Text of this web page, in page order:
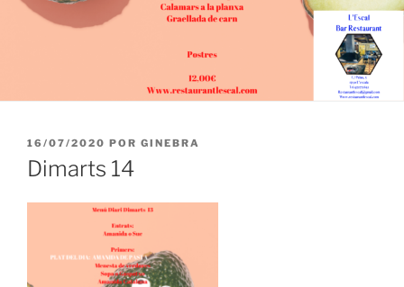
PUBLICADO
EL
16/07/2020 POR GINEBRA
Dimarts 14